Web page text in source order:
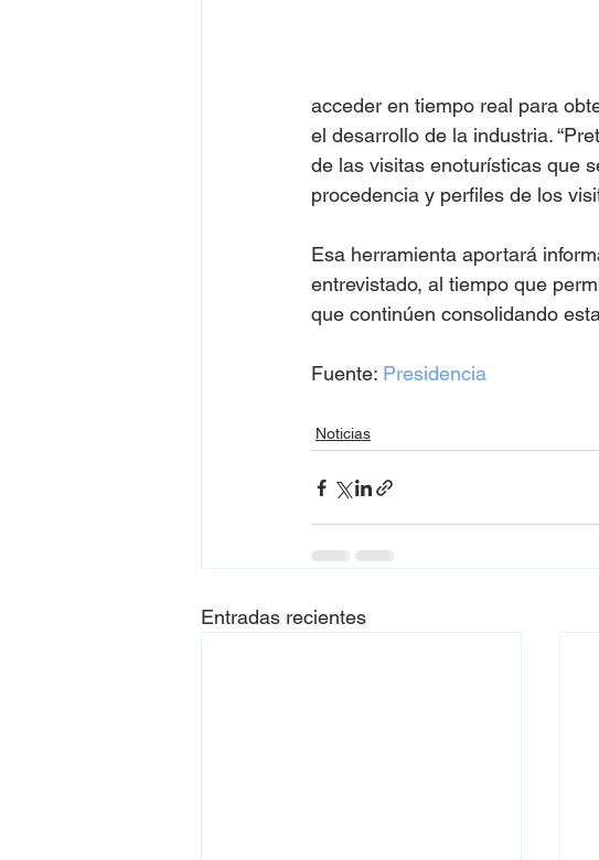
acceder en tiempo real para
el desarrollo de la industria.
de las visitas enoturísticas que
procedencia y perfiles de los
Esa herramienta aportará
entrevistado, al tiempo que
que continúen consolidando
Fuente: Presidencia
Noticias
Entradas recientes